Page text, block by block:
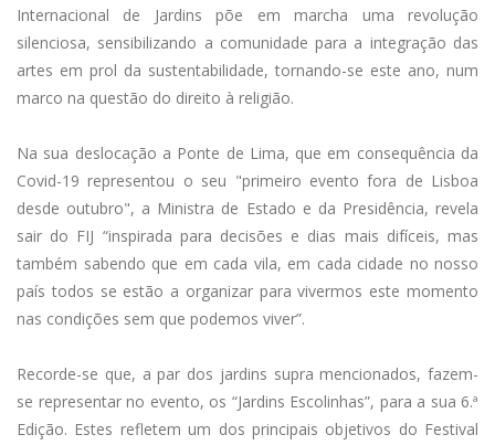
Internacional de Jardins põe em marcha uma revolução
silenciosa, sensibilizando a comunidade para a integração das
artes em prol da sustentabilidade, tornando-se este ano, num
marco na questão do direito à religião.
Na sua deslocação a Ponte de Lima, que em consequência da
Covid-19 representou o seu "primeiro evento fora de Lisboa
desde outubro", a Ministra de Estado e da Presidência, revela
sair do FIJ “inspirada para decisões e dias mais difíceis, mas
também sabendo que em cada vila, em cada cidade no nosso
país todos se estão a organizar para vivermos este momento
nas condições sem que podemos viver”.
Recorde-se que, a par dos jardins supra mencionados, fazem-
se representar no evento, os “Jardins Escolinhas”, para a sua 6.ª
Edição. Estes refletem um dos principais objetivos do Festival